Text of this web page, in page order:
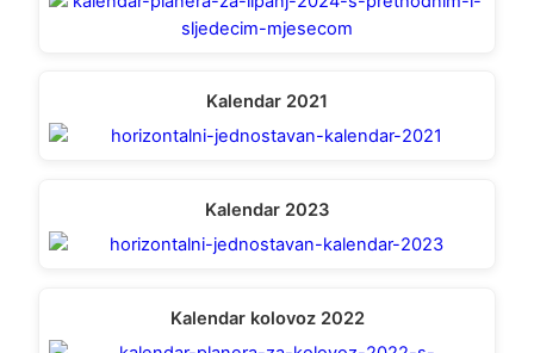
Kalendar 2021
Kalendar 2023
Kalendar kolovoz 2022